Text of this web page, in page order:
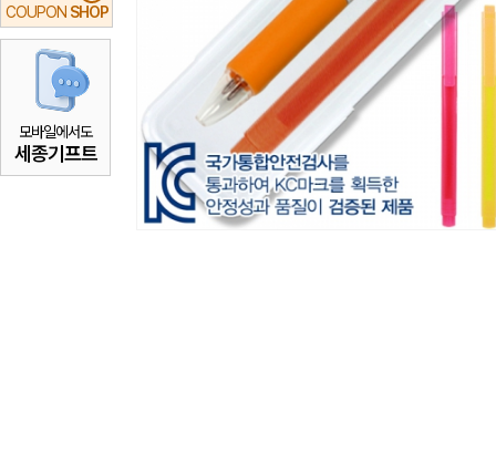
COUPON SHOP
모바일에서도
세종기프트